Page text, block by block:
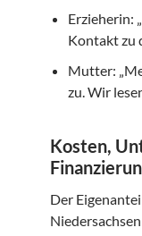
Erzieherin:
Kontakt zu
Mutter:
zu. Wir
Kosten,
Der